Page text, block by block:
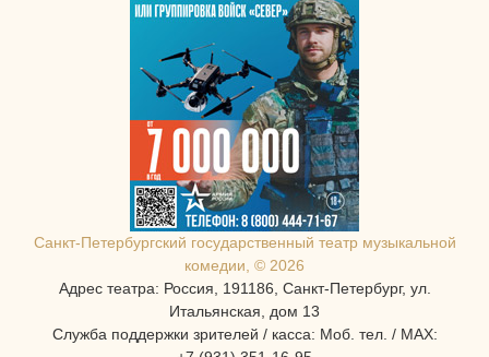
Санкт-Петербургcкий государственный театр музыкальной
комедии, © 2026
Адрес театра: Россия, 191186, Санкт-Петербург, ул.
Итальянская, дом 13
Служба поддержки зрителей / касса: Моб. тел. / MAX: